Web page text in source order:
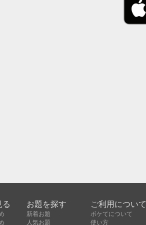
る お題を探す
新着お題
人気お題
ご利用について
ボケてについて
使い方